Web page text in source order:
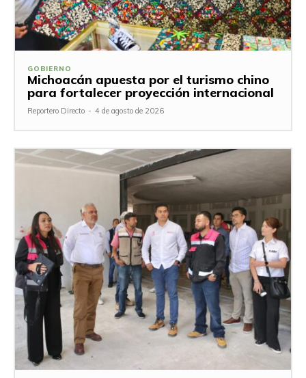
GOBIERNO
Michoacán apuesta por el turismo chino
para fortalecer proyección internacional
Reportero Directo - 4 de agosto de 2026